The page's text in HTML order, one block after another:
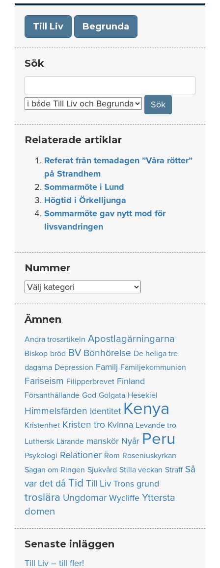
Till Liv Begrunda
Sök
for:
Relaterade artiklar
Referat från temadagen ”Våra rötter”
på Strandhem
Sommarmöte i Lund
Högtid i Örkelljunga
Sommarmöte gav nytt mod för
livsvandringen
Nummer
Nummer
Ämnen
Andra trosartikeln Apostlagärningarna
Biskop bröd BV Bönhörelse De heliga tre
dagarna Depression Familj Familjekommunion
Fariseism Filipperbrevet Finland
Försanthållande God Golgata Hesekiel
Himmelsfärden Identitet Kenya
Kristenhet Kristen tro Kvinna Levande tro
Luthersk Lärande manskör Nyår Peru
Psykologi Relationer Rom Roseniuskyrkan
Sagan om Ringen Sjukvård Stilla veckan Straff Så
var det då Tid Till Liv Trons grund
troslära Ungdomar Wycliffe Yttersta
domen
Senaste inläggen
Till Liv – till fler!